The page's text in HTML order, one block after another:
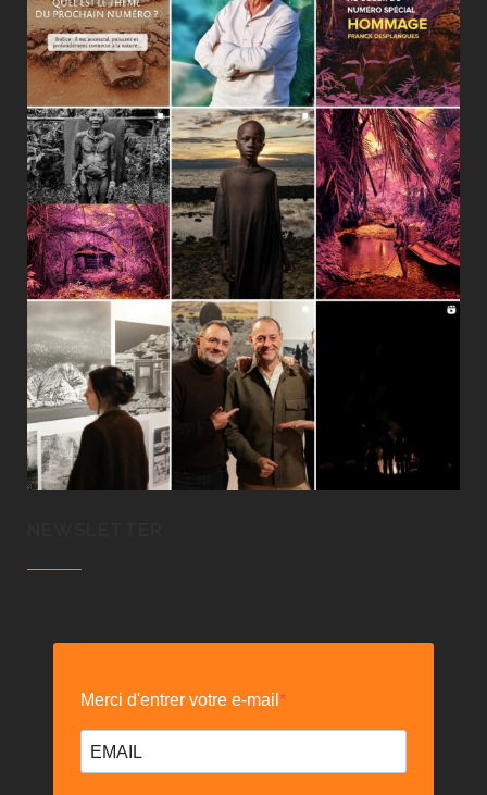
Merci d'entrer votre e-mail